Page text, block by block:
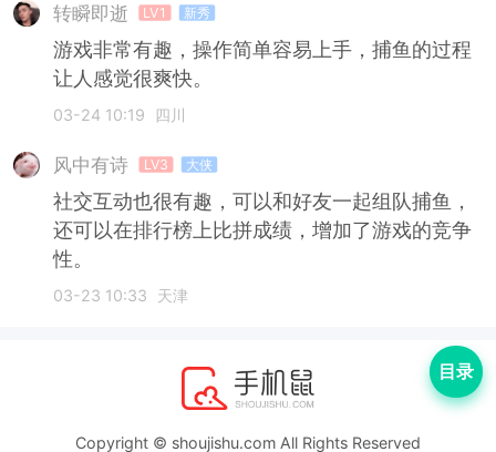
转瞬即逝 LV1 新秀
游戏非常有趣，操作简单容易上手，捕鱼的过程
让人感觉很爽快。
03-24 10:19 四川
风中有诗 LV3 大侠
社交互动也很有趣，可以和好友一起组队捕鱼，
还可以在排行榜上比拼成绩，增加了游戏的竞争
性。
03-23 10:33 天津
目录
Copyright © shoujishu.com All Rights Reserved